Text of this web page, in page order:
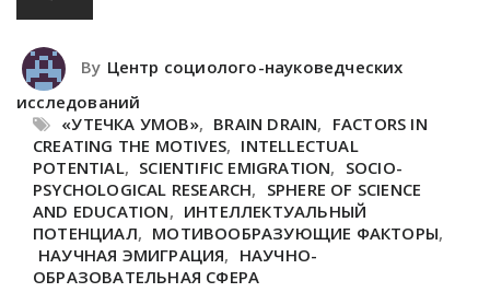
By Центр социолого-науковедческих
исследований
«УТЕЧКА УМОВ», BRAIN DRAIN, FACTORS IN
CREATING THE MOTIVES, INTELLECTUAL
POTENTIAL, SCIENTIFIC EMIGRATION, SOCIO-
PSYCHOLOGICAL RESEARCH, SPHERE OF SCIENCE
AND EDUCATION, ИНТЕЛЛЕКТУАЛЬНЫЙ
ПОТЕНЦИАЛ, МОТИВООБРАЗУЮЩИЕ ФАКТОРЫ,
НАУЧНАЯ ЭМИГРАЦИЯ, НАУЧНО-
ОБРАЗОВАТЕЛЬНАЯ СФЕРА